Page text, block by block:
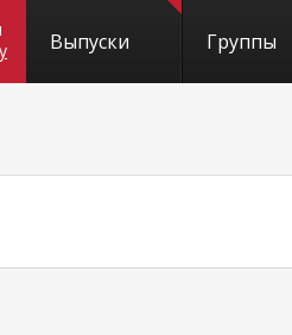
Выпуски Группы